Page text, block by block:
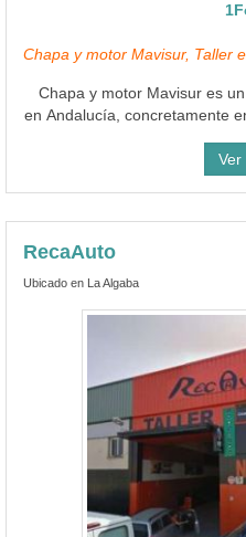
Chapa y motor Mavisur, Taller
Chapa y motor Mavisur es
en Andalucía, concretamente
Ver
RecaAuto
Ubicado en La Algaba